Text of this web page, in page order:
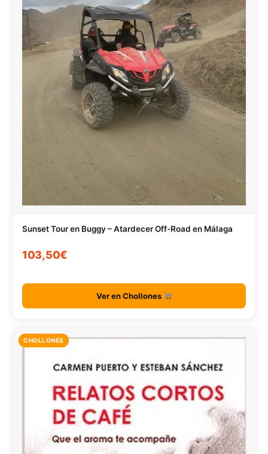
Sunset Tour en Buggy – Atardecer Off-Road en Málaga
103,50€
Ver en Chollones
CHOLLONES